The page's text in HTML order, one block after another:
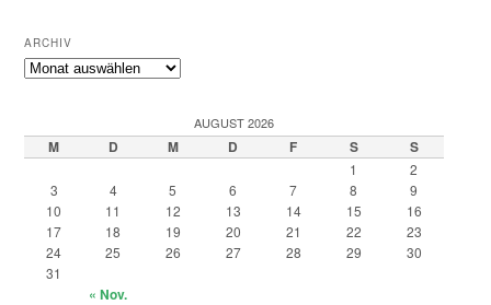
ARCHIV
Archiv
AUGUST 2026
M D M D F S S
1
2
3
4 5 6 7 8
9
10
11 12 13 14 15
16
17
18 19 20 21 22
23
24
25 26 27 28 29
30
31
« Nov.